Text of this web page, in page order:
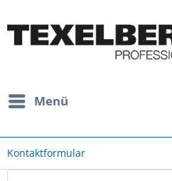
Menü
Kontaktformular